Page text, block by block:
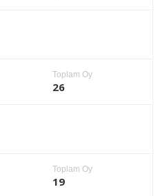
Toplam Oy
26
Toplam Oy
19